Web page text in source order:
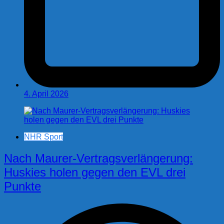
4. April 2026
NHR Sport
Nach Maurer-Vertragsverlängerung:
Huskies holen gegen den EVL drei
Punkte